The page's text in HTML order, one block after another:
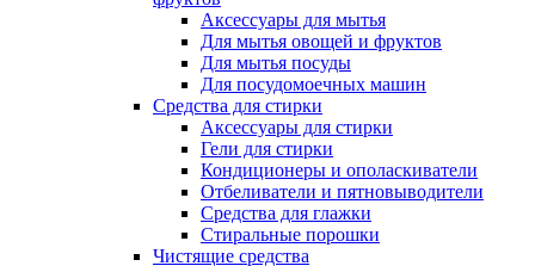
Аксессуары для мытья
Для мытья овощей и фруктов
Для мытья посуды
Для посудомоечных машин
Средства для стирки
Аксессуары для стирки
Гели для стирки
Кондиционеры и ополаскиватели
Отбеливатели и пятновыводители
Средства для глажки
Стиральные порошки
Чистящие средства